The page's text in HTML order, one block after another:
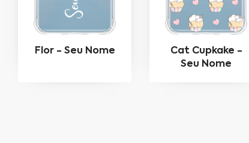
Flor - Seu Nome
Cat Cupkake -
Seu Nome